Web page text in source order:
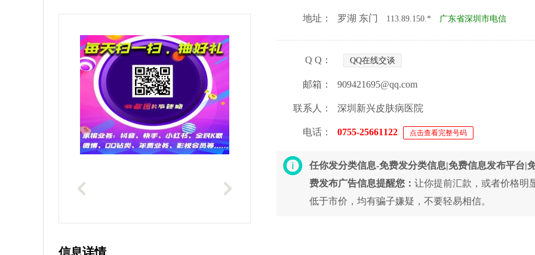
地址： 罗湖 东门 113.89.150.* 广东省深圳市电信
Q Q： QQ在线交谈
邮箱： 909421695@qq.com
联系人： 深圳新兴皮肤病医院
电话： 0755-25661122 点击查看完整号码
任你发分类信息-免费发分类信息|免费信息发布平台|
费发布广告信息提醒您： 让你提前汇款，或者价格明
低于市价，均有骗子嫌疑，不要轻易相信。
信息详情